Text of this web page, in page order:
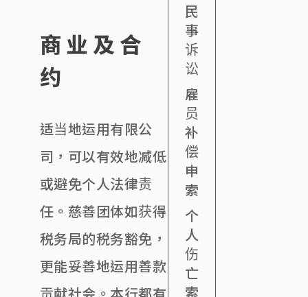
商业及合
约
适当地运用有限公
司，可以有效地减低
或避免个人法律责
任。慈善团体如获得
税务局的税务豁免，
更能妥善地运用善款
贡献社会。本行都有
民
事
诉
讼
雇
员
补
偿
申
索
个
人
伤
亡
索